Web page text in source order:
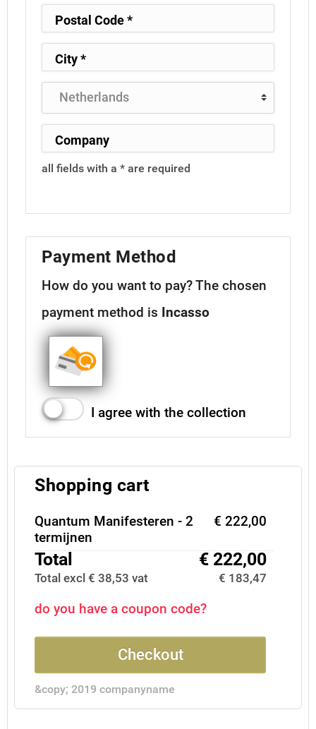
all fields with a * are required
Payment Method
How do you want to pay?The chosen
payment method is Incasso
I agree with the collection
Shopping cart
Quantum Manifesteren - 2
termijnen
€ 222,00
Total € 222,00
Total excl € 38,53 vat € 183,47
do you have a coupon code?
Checkout
&copy; 2019 companyname